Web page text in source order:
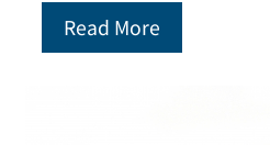
Read More